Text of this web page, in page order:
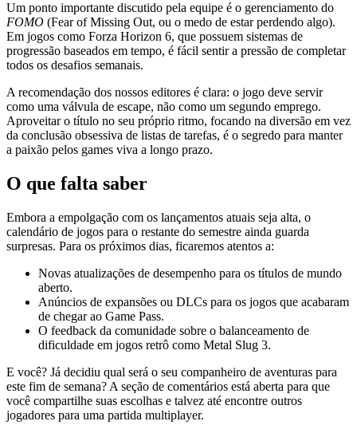
Um ponto importante discutido pela equipe é o gerenciamento do
FOMO (Fear of Missing Out, ou o medo de estar perdendo algo).
Em jogos como Forza Horizon 6, que possuem sistemas de
progressão baseados em tempo, é fácil sentir a pressão de completar
todos os desafios semanais.
A recomendação dos nossos editores é clara: o jogo deve servir
como uma válvula de escape, não como um segundo emprego.
Aproveitar o título no seu próprio ritmo, focando na diversão em vez
da conclusão obsessiva de listas de tarefas, é o segredo para manter
a paixão pelos games viva a longo prazo.
O que falta saber
Embora a empolgação com os lançamentos atuais seja alta, o
calendário de jogos para o restante do semestre ainda guarda
surpresas. Para os próximos dias, ficaremos atentos a:
Novas atualizações de desempenho para os títulos de mundo
aberto.
Anúncios de expansões ou DLCs para os jogos que acabaram
de chegar ao Game Pass.
O feedback da comunidade sobre o balanceamento de
dificuldade em jogos retrô como Metal Slug 3.
E você? Já decidiu qual será o seu companheiro de aventuras para
este fim de semana? A seção de comentários está aberta para que
você compartilhe suas escolhas e talvez até encontre outros
jogadores para uma partida multiplayer.